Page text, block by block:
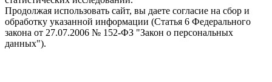
Продолжая использовать сайт, вы даете согласие на сбор и
обработку указанной информации (Статья 6 Федерального
закона от 27.07.2006 № 152-ФЗ "Закон о персональных
данных").